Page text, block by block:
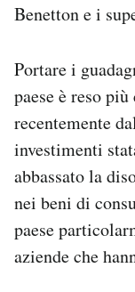
Benetton e i
Portare i
paese è reso
recentemente
investimenti
abbassato la
nei beni di
paese
aziende che